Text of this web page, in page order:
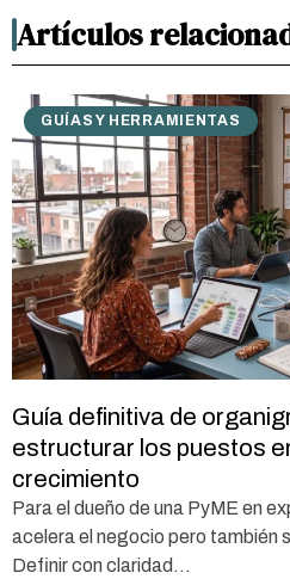
Artículos
GUÍAS Y HERRAMIENTAS
Guía definitiva de
estructurar los puestos
crecimiento
Para el dueño de una PyME en
acelera el negocio pero también
Definir con claridad...